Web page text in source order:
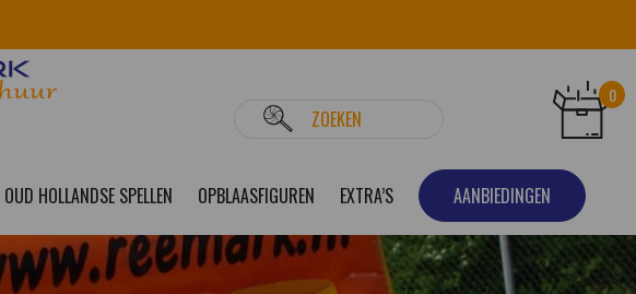
0
OUD HOLLANDSE SPELLEN OPBLAASFIGUREN EXTRA’S AANBIEDINGEN